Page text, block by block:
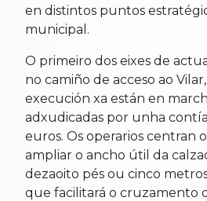
en distintos puntos
municipal.
O primeiro dos eixes de
no camiño de acceso ao
execución xa están en
adxudicadas por unha
euros. Os operarios centran
ampliar o ancho útil da
dezaoito pés ou cinco
que facilitará o cruzamento